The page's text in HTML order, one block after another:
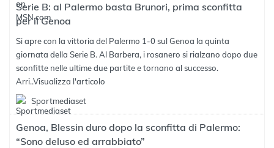
Serie B: al Palermo basta Brunori, prima sconfitta
per il Genoa
Si apre con la vittoria del Palermo 1-0 sul Genoa la quinta
giornata della Serie B. Al Barbera, i rosanero si rialzano dopo due
sconfitte nelle ultime due partite e tornano al successo.
Arri..Visualizza l'articolo
Sportmediaset
Genoa, Blessin duro dopo la sconfitta di Palermo:
“Sono deluso ed arrabbiato”